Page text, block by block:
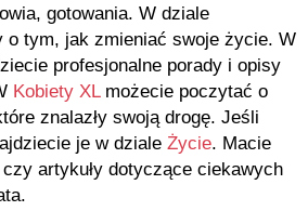
gotowania. W dziale
o tym, jak zmieniać swoje życie. W
profesjonalne porady i opisy
Kobiety XLmożecie poczytać o
znalazły swoją drogę. Jeśli
je w dziale Życie. Macie
artykuły dotyczące ciekawych